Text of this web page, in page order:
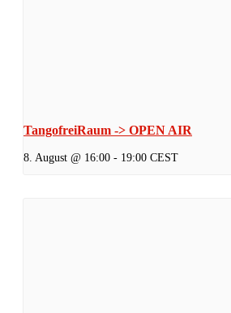
TangofreiRaum -> OPEN AIR
8. August @ 16:00 - 19:00 CEST